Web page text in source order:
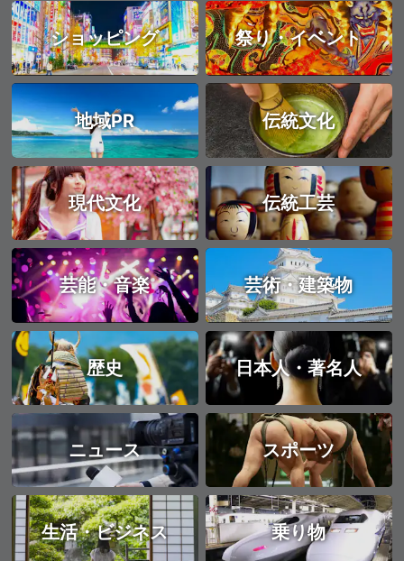
ショッピング 祭り・イベント
地域PR 伝統文化
現代文化 伝統工芸
芸能・音楽 芸術・建築物
歴史 日本人・著名人
ニュース スポーツ
生活・ビジネス 乗り物